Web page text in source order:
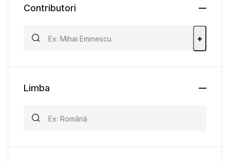
Contributori
+
Limba